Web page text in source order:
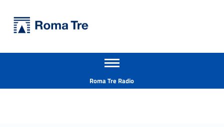
Prof.ssa ANTONELLA STIRATI ricerca - Università Roma Tre
Apri il menu secondario
Roma Tre Radio